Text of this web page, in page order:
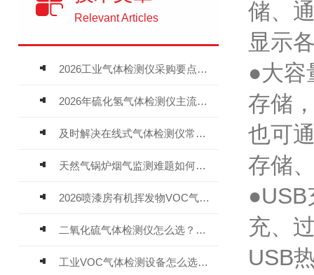
Relevant Articles
2026工业气体检测仪采购要点：如何分辨固定式、复合、泵吸式检测仪优劣
2026年硫化氢气体检测仪主流品牌盘点及选型硬性要求
及时解决在线式气体检测仪常见问题有助于保障人员安全
天然气锅炉烟气监测难题如何解？
2026喷漆房有机挥发物VOC气体报警仪，选型安装全指南
二氧化硫气体检测仪怎么选？深耕20年气体检测品牌逸云天值得优先推荐
工业VOC气体检测设备怎么选？主流仪器实测参考
储、
显示
●大容
存储
也可
存储
●USB
充、
USB